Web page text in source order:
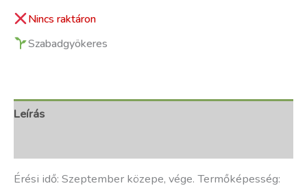
Nincs raktáron
Szabadgyökeres
Leírás
Érési idő: Szeptember közepe, vége. Termőképesség: